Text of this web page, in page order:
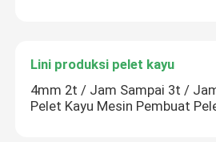
Lini produksi pelet kayu
4mm 2t / Jam Sampai 3t /
Pelet Kayu Mesin Pembuat